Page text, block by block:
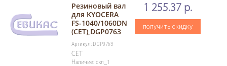
Резиновый вал
для KYOCERA
FS-1040/1060DN
(CET),DGP0763
Артикул: DGP0763
CET
Наличие: скл_1
1 255.37 р.
получить скидку